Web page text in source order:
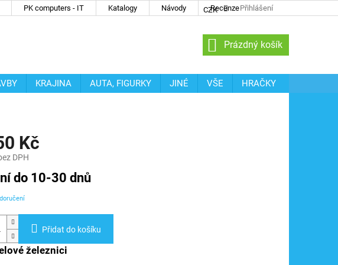
PK computers - IT Katalogy Návody Recenze
CZK Přihlášení
NÁKUPNÍ
KOŠÍK
Prázdný košík
KRAJINA AUTA, FIGURKY JINÉ VŠE
HRAČKY
Kč
DPH
do 10-30 dnů
Přidat do košíku
železnici